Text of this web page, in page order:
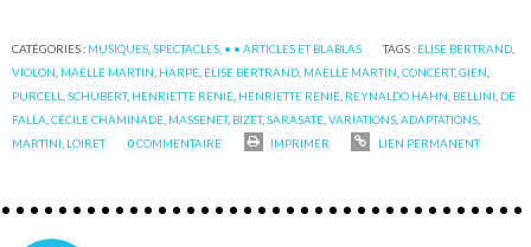
CATÉGORIES : MUSIQUES ,SPECTACLES • • ARTICLES ET BLABLAS TAGS : ELISE BERTRAND
VIOLON MAELLE MARTIN HARPE ÉLISE BERTRAND MAËLLE MARTIN ,CONCERT,GIEN
PURCELL ,SCHUBERT, HENRIETTE RENIÉ HENRIETTE RENIE REYNALDO HAHN BELLINI DE
FALLA ,CÉCILE CHAMINADE MASSENET, BIZET,SARASATE ,VARIATIONS ,ADAPTATIONS
MARTINI LOIRET 0COMMENTAIRE IMPRIMER LIEN PERMANENT